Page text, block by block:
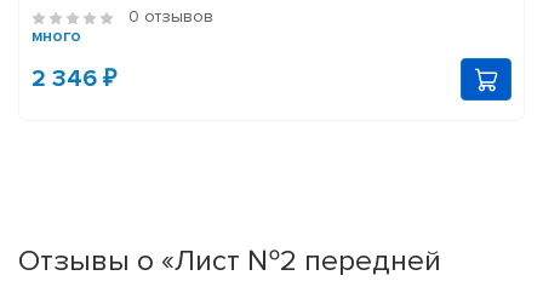
0 отзывов
много
2 346 ₽
Отзывы о «Лист №2 передней